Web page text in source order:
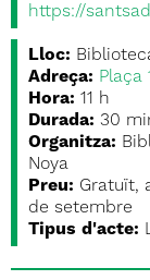
https://
Lloc:
Adreça: Plaça
Hora: 11 h
Durada: 30
Organitza:
Noya
Preu: Gratuït,
de setembre
Tipus d'acte: